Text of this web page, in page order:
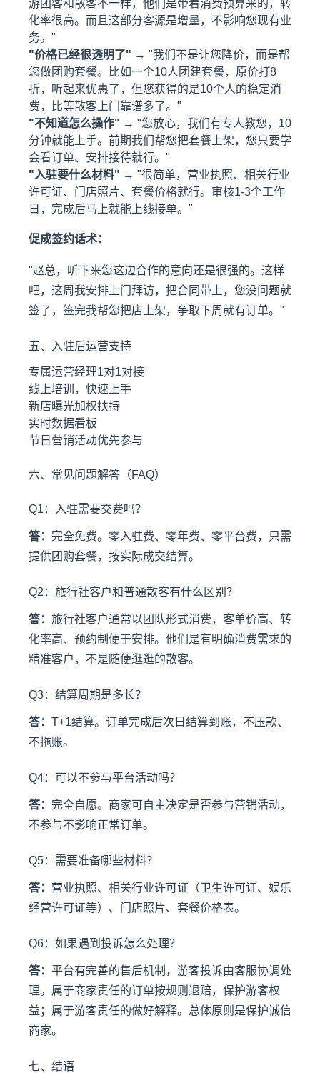
游团客和散客不一样，他们是带着消费预算来的，转
化率很高。而且这部分客源是增量，不影响您现有业
务。"
"价格已经很透明了" → "我们不是让您降价，而是帮
您做团购套餐。比如一个10人团建套餐，原价打8
折，听起来优惠了，但您获得的是10个人的稳定消
费，比等散客上门靠谱多了。"
"不知道怎么操作" → "您放心，我们有专人教您，10
分钟就能上手。前期我们帮您把套餐上架，您只要学
会看订单、安排接待就行。"
"入驻要什么材料" → "很简单，营业执照、相关行业
许可证、门店照片、套餐价格就行。审核1-3个工作
日，完成后马上就能上线接单。"
促成签约话术：
"赵总，听下来您这边合作的意向还是很强的。这样
吧，这周我安排上门拜访，把合同带上，您没问题就
签了，签完我帮您把店上架，争取下周就有订单。"
五、入驻后运营支持
专属运营经理1对1对接
线上培训，快速上手
新店曝光加权扶持
实时数据看板
节日营销活动优先参与
六、常见问题解答（FAQ）
Q1：入驻需要交费吗？
答： 完全免费。零入驻费、零年费、零平台费，只需
提供团购套餐，按实际成交结算。
Q2：旅行社客户和普通散客有什么区别？
答： 旅行社客户通常以团队形式消费，客单价高、转
化率高、预约制便于安排。他们是有明确消费需求的
精准客户，不是随便逛逛的散客。
Q3：结算周期是多长？
答： T+1结算。订单完成后次日结算到账，不压款、
不拖账。
Q4：可以不参与平台活动吗？
答： 完全自愿。商家可自主决定是否参与营销活动，
不参与不影响正常订单。
Q5：需要准备哪些材料？
答： 营业执照、相关行业许可证（卫生许可证、娱乐
经营许可证等）、门店照片、套餐价格表。
Q6：如果遇到投诉怎么处理？
答： 平台有完善的售后机制，游客投诉由客服协调处
理。属于商家责任的订单按规则退赔，保护游客权
益；属于游客责任的做好解释。总体原则是保护诚信
商家。
七、结语